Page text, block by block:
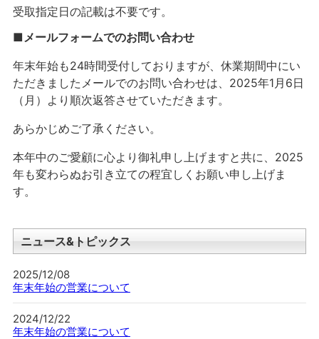
受取指定日の記載は不要です。
■メールフォームでのお問い合わせ
年末年始も24時間受付しておりますが、休業期間中にい
ただきましたメールでのお問い合わせは、 2025年1月6日
（月）より順次返答させていただきます。
あらかじめご了承ください。
本年中のご愛顧に心より御礼申し上げますと共に、 2025
年も変わらぬお引き立ての程宜しくお願い申し上げま
す。
ニュース&トピックス
2025/12/08
年末年始の営業について
2024/12/22
年末年始の営業について